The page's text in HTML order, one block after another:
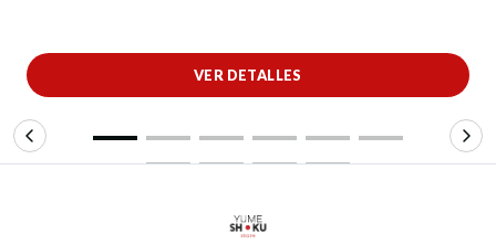
VER DETALLES